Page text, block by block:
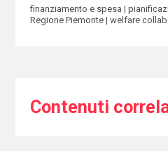
finanziamento e spesa
Regione Piemonte
welfare
Contenuti